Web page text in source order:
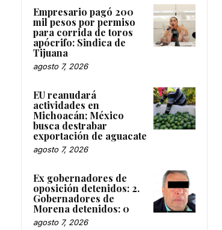
Empresario pagó 200
mil pesos por permiso
para corrida de toros
apócrifo: Sindica de
Tijuana
agosto 7, 2026
EU reanudará
actividades en
Michoacán; México
busca destrabar
exportación de aguacate
agosto 7, 2026
Ex gobernadores de
oposición detenidos: 2.
Gobernadores de
Morena detenidos: 0
agosto 7, 2026